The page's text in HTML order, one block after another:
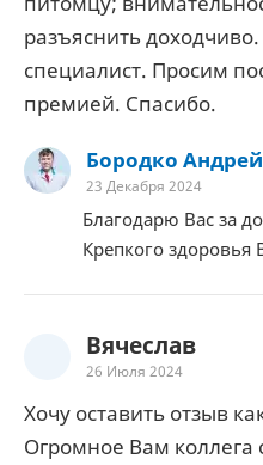
разъяснить
специалист. Просим
премией. Спасибо.
Бородко
23 Декабря 2024
Благодарю Вас за
Крепкого
Вячеслав
26 Июля 2024
Хочу оставить отзыв
Огромное Вам коллега